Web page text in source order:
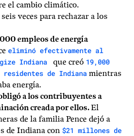
el cambio climático.
seis veces para rechazar a los
empleos de energía
eliminó efectivamente al
Indiana
que creó 19,000
residentes de Indiana mientras
energía.
a los contribuyentes a
creada por ellos.El
de la familia Pence dejó a
de Indiana con $21 millones de